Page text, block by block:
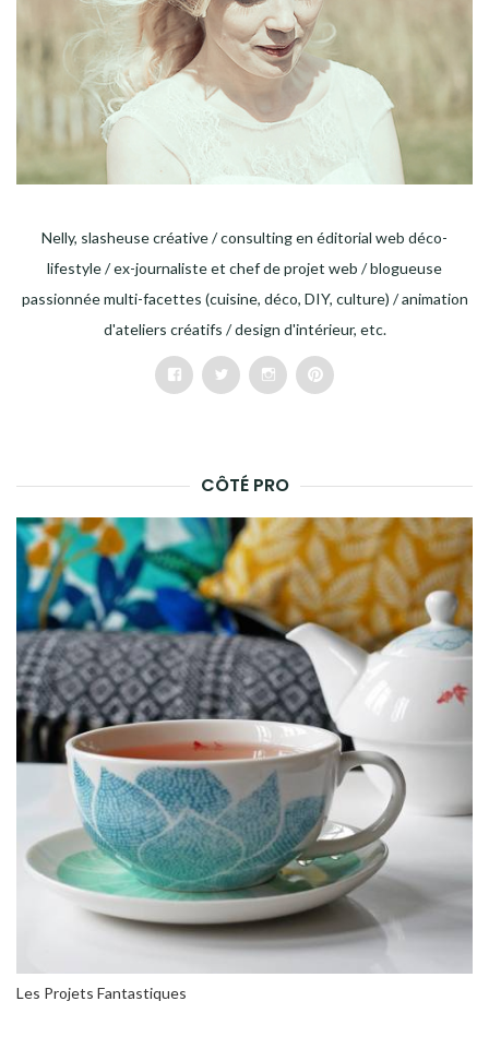
Nelly, slasheuse créative / consulting en éditorial web déco-
lifestyle / ex-journaliste et chef de projet web / blogueuse
passionnée multi-facettes (cuisine, déco, DIY, culture) / animation
d'ateliers créatifs / design d'intérieur, etc.
FacebookTwitterInstagramPinterest
CÔTÉ PRO
Les Projets Fantastiques